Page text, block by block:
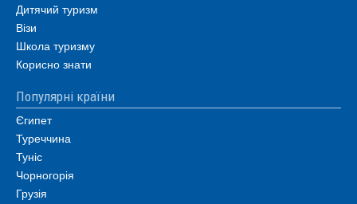
Дитячий туризм
Візи
Школа туризму
Корисно знати
Популярні країни
Єгипет
Туреччина
Туніс
Чорногорія
Грузія